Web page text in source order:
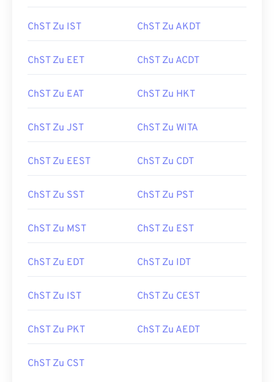
ChST Zu IST ChST Zu AKDT
ChST Zu EET ChST Zu ACDT
ChST Zu EAT ChST Zu HKT
ChST Zu JST ChST Zu WITA
ChST Zu EEST ChST Zu CDT
ChST Zu SST ChST Zu PST
ChST Zu MST ChST Zu EST
ChST Zu EDT ChST Zu IDT
ChST Zu IST ChST Zu CEST
ChST Zu PKT ChST Zu AEDT
ChST Zu CST